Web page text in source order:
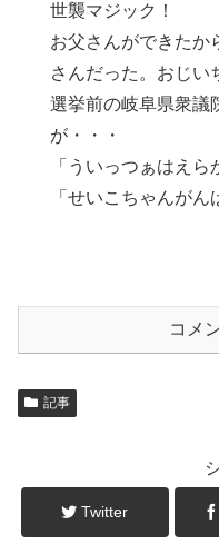
世襲マジック！
お父さんができたか
さんだった。おじい
選挙前の岐阜県衆議
が・・・
「ういっつぁはえら
「せいこちゃんがん
コメ
記事
Twitter